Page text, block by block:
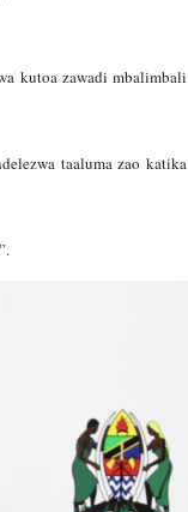
kutoa zawadi mbalimbali
taaluma zao katika